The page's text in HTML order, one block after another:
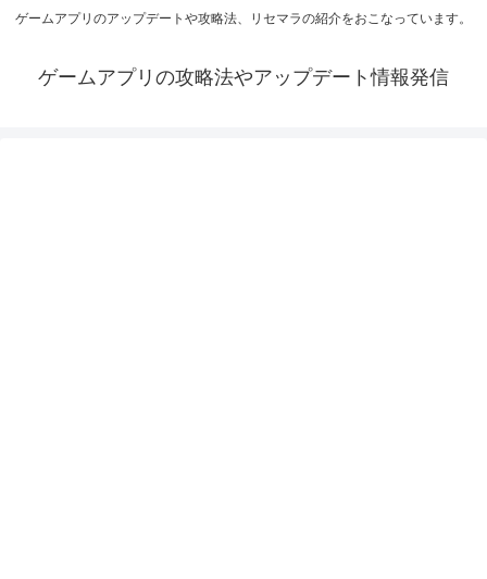
ゲームアプリのアップデートや攻略法、リセマラの紹介をおこなっています。
ゲームアプリの攻略法やアップデート情報発信